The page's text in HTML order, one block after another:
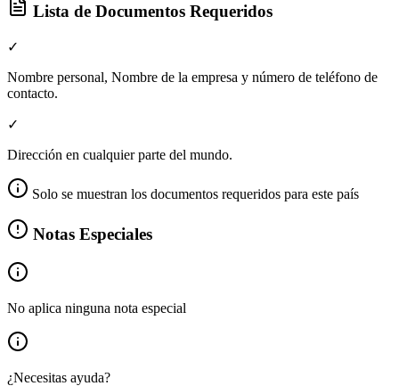
Lista de Documentos Requeridos
✓
Nombre personal, Nombre de la empresa y número de teléfono de
contacto.
✓
Dirección en cualquier parte del mundo.
Solo se muestran los documentos requeridos para este país
Notas Especiales
No aplica ninguna nota especial
¿Necesitas ayuda?